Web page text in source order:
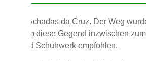
von Achadas da Cruz. Der Weg
diese Gegend inzwischen
und Schuhwerk empfohlen.